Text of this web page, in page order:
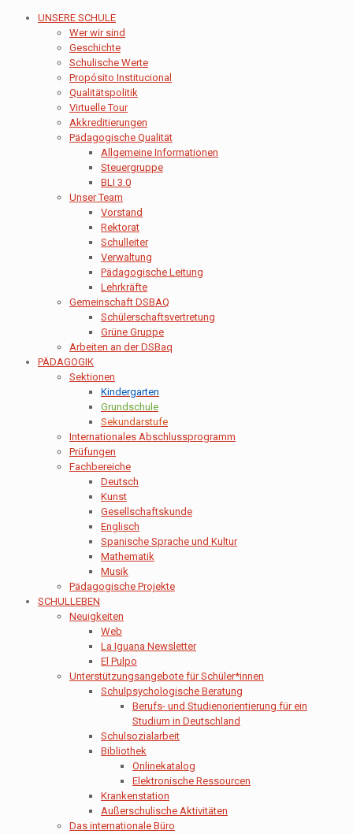
UNSERE SCHULE
Wer wir sind
Geschichte
Schulische Werte
Propósito Institucional
Qualitätspolitik
Virtuelle Tour
Akkreditierungen
Pädagogische Qualität
Allgemeine Informationen
Steuergruppe
BLI 3.0
Unser Team
Vorstand
Rektorat
Schulleiter
Verwaltung
Pädagogische Leitung
Lehrkräfte
Gemeinschaft DSBAQ
Schülerschaftsvertretung
Grüne Gruppe
Arbeiten an der DSBaq
PÄDAGOGIK
Sektionen
Kindergarten
Grundschule
Sekundarstufe
Internationales Abschlussprogramm
Prüfungen
Fachbereiche
Deutsch
Kunst
Gesellschaftskunde
Englisch
Spanische Sprache und Kultur
Mathematik
Musik
Pädagogische Projekte
SCHULLEBEN
Neuigkeiten
Web
La Iguana Newsletter
El Pulpo
Unterstützungsangebote für Schüler*innen
Schulpsychologische Beratung
Berufs- und Studienorientierung für ein
Studium in Deutschland
Schulsozialarbeit
Bibliothek
Onlinekatalog
Elektronische Ressourcen
Krankenstation
Außerschulische Aktivitäten
Das internationale Büro